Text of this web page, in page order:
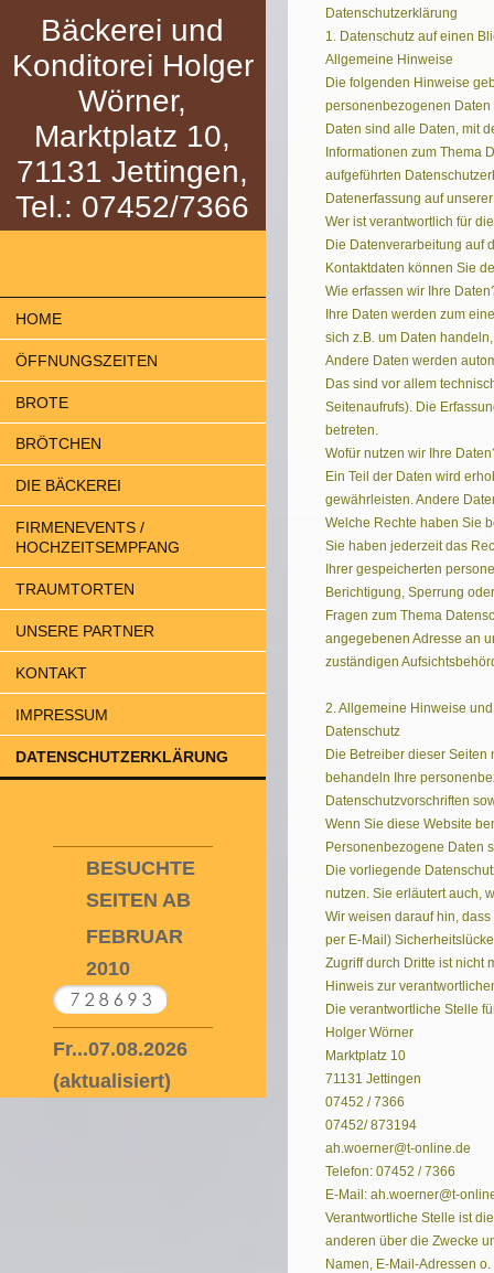
Bäckerei und
Konditorei Holger
Wörner,
Marktplatz 10,
71131 Jettingen,
Tel.: 07452/7366
HOME
ÖFFNUNGSZEITEN
BROTE
BRÖTCHEN
DIE BÄCKEREI
FIRMENEVENTS /
HOCHZEITSEMPFANG
TRAUMTORTEN
UNSERE PARTNER
KONTAKT
IMPRESSUM
DATENSCHUTZERKLÄRUNG
BESUCHTE
SEITEN AB
FEBRUAR
2010
Fr...07.08.2026
(aktualisiert)
Datenschutzerklärung
1. Datenschutz auf einen
Allgemeine Hinweise
Die folgenden Hinweise
personenbezogenen
Daten sind alle Daten, mit
Informationen zum Thema
aufgeführten
Datenerfassung auf
Wer ist verantwortlich für
Die Datenverarbeitung auf
Kontaktdaten können Sie
Wie erfassen wir Ihre
Ihre Daten werden zum
sich z.B. um Daten
Andere Daten werden
Das sind vor allem
Seitenaufrufs). Die
betreten.
Wofür nutzen wir Ihre
Ein Teil der Daten wird
gewährleisten. Andere
Welche Rechte haben Sie
Sie haben jederzeit das
Ihrer gespeicherten
Berichtigung, Sperrung
Fragen zum Thema
angegebenen Adresse an
zuständigen
2. Allgemeine Hinweise
Datenschutz
​Die Betreiber dieser Seiten
behandeln Ihre
Datenschutzvorschriften
Wenn Sie diese Website
Personenbezogene Daten
Die vorliegende
nutzen. Sie erläutert auch,
Wir weisen darauf hin,
per E-Mail)
Zugriff durch Dritte ist nicht
Hinweis zur
Die verantwortliche Stelle
Holger Wörner
Marktplatz 10
71131 Jettingen
07452 / 7366
07452/ 873194
ah.woerner@t-online.de
Telefon: 07452 / 7366
E-Mail: ah.woerner@t-
Verantwortliche Stelle ist
anderen über die Zwecke
Namen, E-Mail-Adressen